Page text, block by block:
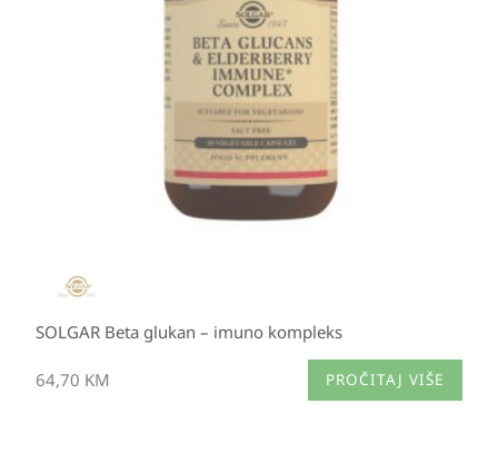
SOLGAR Beta glukan – imuno kompleks
64,70 KM PROČITAJ VIŠE